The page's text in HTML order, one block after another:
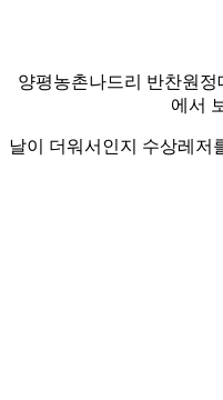
양평농촌나드리 반찬원
에서
날이 더워서인지 수상레저